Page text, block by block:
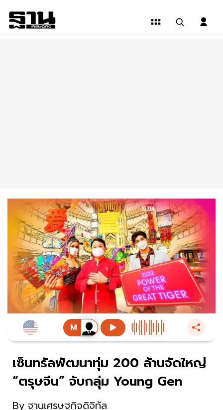
เซ็นทรัลพัฒนาทุ่ม 200 ล้านจัดใหญ่
“ตรุษจีน” จับกลุ่ม Young Gen
By ฐานเศรษฐกิจดิจิทัล